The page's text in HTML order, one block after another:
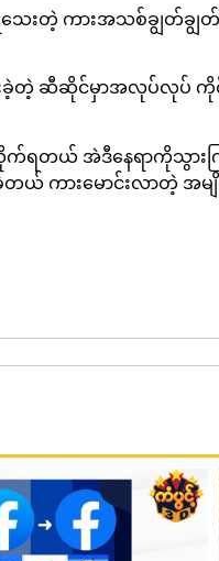
ကားအသစ်ချွတ်ချွတ်ဖြ
းခဲ့တဲ့ ဆီဆိုင်မှာအလုပ်လုပ် ကို
က်ရတယ် အဲဒီနေရာကိုသွာ
ကားမောင်းလာတဲ့ အမျို